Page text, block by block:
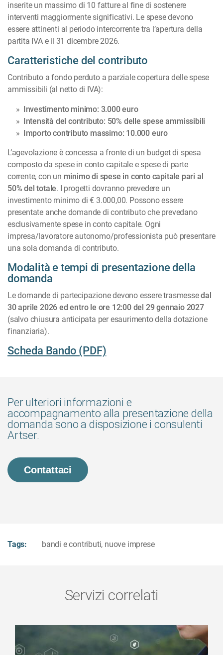
inserite un massimo di 10 fatture al fine di sostenere
interventi maggiormente significativi. Le spese devono
essere attinenti al periodo intercorrente tra l’apertura della
partita IVA e il 31 dicembre 2026.
Caratteristiche del contributo
Contributo a fondo perduto a parziale copertura delle spese
ammissibili (al netto di IVA):
Investimento minimo: 3.000 euro
Intensità del contributo: 50% delle spese ammissibili
Importo contributo massimo: 10.000 euro
L’agevolazione è concessa a fronte di un budget di spesa
composto da spese in conto capitale e spese di parte
corrente, con un minimo di spese in conto capitale pari al
50% del totale. I progetti dovranno prevedere un
investimento minimo di € 3.000,00. Possono essere
presentate anche domande di contributo che prevedano
esclusivamente spese in conto capitale. Ogni
impresa/lavoratore autonomo/professionista può presentare
una sola domanda di contributo.
Modalità e tempi di presentazione della
domanda
Le domande di partecipazione devono essere trasmessedal
30 aprile 2026 ed entro le ore 12:00 del 29 gennaio 2027
(salvo chiusura anticipata per esaurimento della dotazione
finanziaria).
Scheda Bando (PDF)
Per ulteriori informazioni e
accompagnamento alla presentazione della
domanda sono a disposizione i consulenti
Artser.
Contattaci
Tags: bandi e contributi, nuove imprese
Servizi correlati